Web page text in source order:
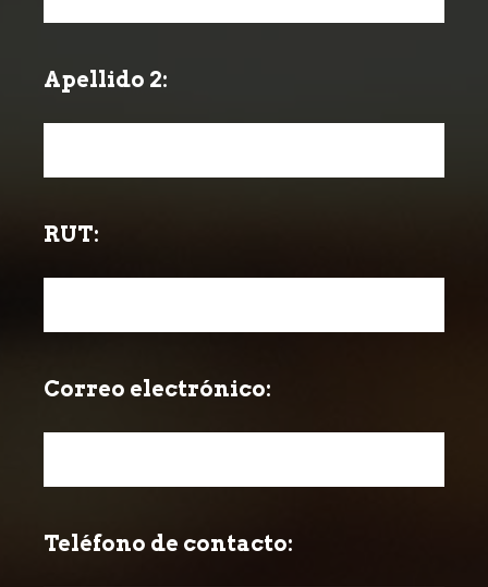
Question
Apellido 2:
Question
RUT:
Question
Correo electrónico:
Question
Teléfono de contacto: